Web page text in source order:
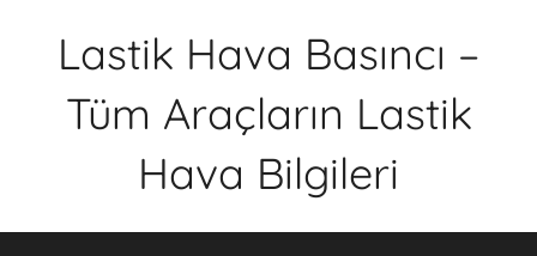
Lastik Hava Basıncı –
Tüm Araçların Lastik
Hava Bilgileri